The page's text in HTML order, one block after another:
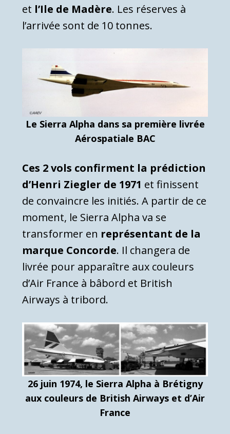
et l’Ile de Madère. Les réserves à
l’arrivée sont de 10 tonnes.
Le Sierra Alpha dans sa première livrée
Aérospatiale BAC
Ces 2 vols confirment la prédiction
d’Henri Ziegler de 1971 et finissent
de convaincre les initiés. A partir de ce
moment, le Sierra Alpha va se
transformer en représentant de la
marque Concorde. Il changera de
livrée pour apparaître aux couleurs
d’Air France à bâbord et British
Airways à tribord.
26 juin 1974, le Sierra Alpha à Brétigny
aux couleurs de British Airways et d’Air
France